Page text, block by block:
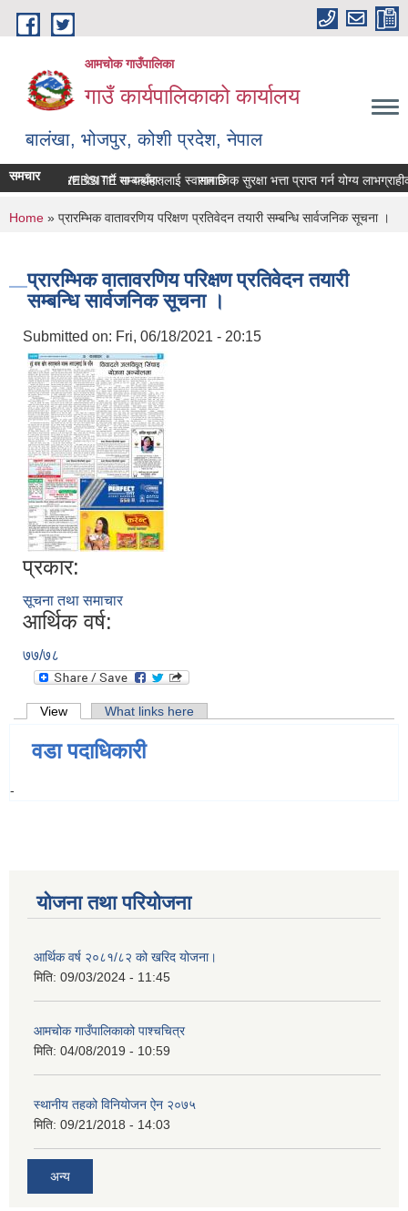
Skip to main content
आमचोक गाउँपालिका
गाउँ कार्यपालिकाको कार्यालय
बालंखा, भोजपुर, कोशी प्रदेश, नेपाल
WEBSITE मा यहाँहरुलाई स्वागत छ ।
समचार
सम्पत्ति विवरण पेश गर्ने सम्बन्धमा। सामाजिक सुरक्षा भत्ता प्राप्‍त गर्न योग्य
You are here
Home » प्रारम्भिक वातावरणिय परिक्षण प्रतिवेदन तयारी सम्बन्धि सार्वजनिक सूचना ।
प्रारम्भिक वातावरणिय परिक्षण प्रतिवेदन तयारी
सम्बन्धि सार्वजनिक सूचना ।
Submitted on: Fri, 06/18/2021 - 20:15
प्रकार:
सूचना तथा समाचार
आर्थिक वर्ष:
७७/७८
Primary tabs
View (active tab)What links here
वडा पदाधिकारी
-
योजना तथा परियोजना
आर्थिक वर्ष २०८१/८२ को खरिद योजना।
मिति: 09/03/2024 - 11:45
आमचोक गाउँपालिकाको पाश्चचित्र
मिति: 04/08/2019 - 10:59
स्थानीय तहको विनियोजन ऐन २०७५
मिति: 09/21/2018 - 14:03
अन्य